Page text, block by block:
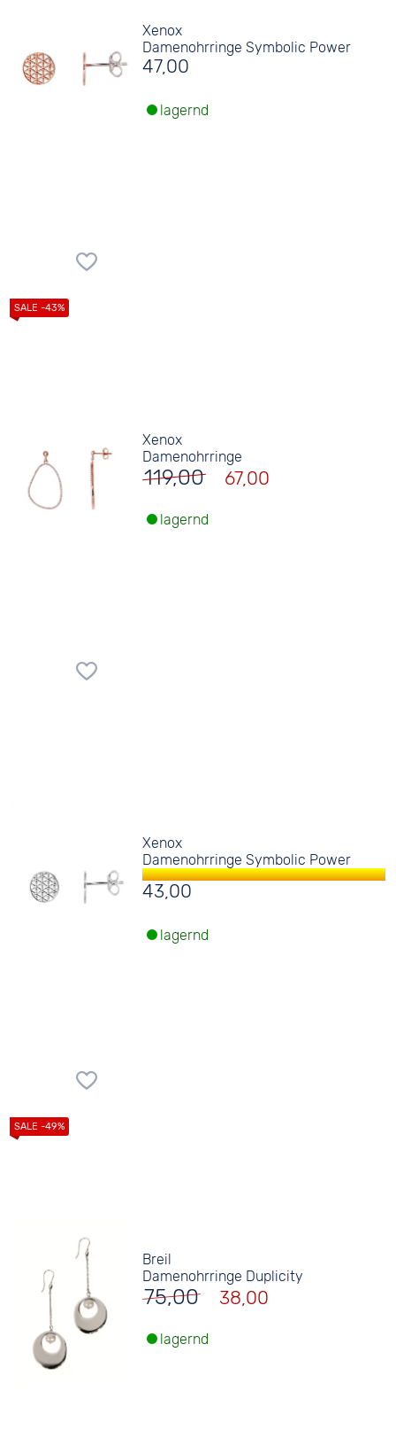
Xenox
Damenohrringe Symbolic Power
47,00
lagernd
Xenox
Damenohrringe
119,00 67,00
lagernd
Xenox
Damenohrringe Symbolic Power
43,00
lagernd
Breil
Damenohrringe Duplicity
75,00 38,00
lagernd